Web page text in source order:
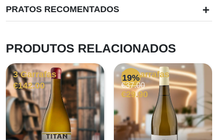
PRATOS RECOMENTADOS +
PRODUTOS RELACIONADOS
3 Garrafas
€142.00
19%
12 Garrafas
€37.00
O
preço
original
€37.00.
€29.90
O
preço
atual
€29.90.